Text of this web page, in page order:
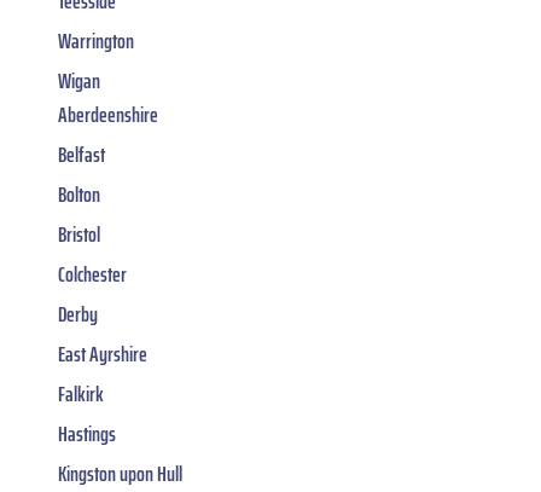
Warrington
Wigan
Aberdeenshire
Belfast
Bolton
Bristol
Colchester
Derby
East Ayrshire
Falkirk
Hastings
Kingston upon Hull